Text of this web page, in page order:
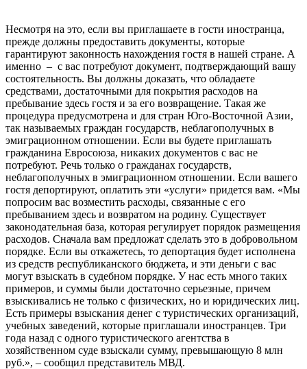
Несмотря на это, если вы приглашаете в гости иностранца,
прежде должны предоставить документы, которые
гарантируют законность нахождения гостя в нашей стране. А
именно – с вас потребуют документ, подтверждающий вашу
состоятельность. Вы должны доказать, что обладаете
средствами, достаточными для покрытия расходов на
пребывание здесь гостя и за его возвращение. Такая же
процедура предусмотрена и для стран Юго-Восточной Азии,
так называемых граждан государств, неблагополучных в
эмиграционном отношении. Если вы будете приглашать
гражданина Евросоюза, никаких документов с вас не
потребуют. Речь только о гражданах государств,
неблагополучных в эмиграционном отношении. Если вашего
гостя депортируют, оплатить эти «услуги» придется вам. «Мы
попросим вас возместить расходы, связанные с его
пребыванием здесь и возвратом на родину. Существует
законодательная база, которая регулирует порядок размещения
расходов. Сначала вам предложат сделать это в добровольном
порядке. Если вы откажетесь, то депортация будет исполнена
из средств республиканского бюджета, и эти деньги с вас
могут взыскать в судебном порядке. У нас есть много таких
примеров, и суммы были достаточно серьезные, причем
взыскивались не только с физических, но и юридических лиц.
Есть примеры взыскания денег с туристических организаций,
учебных заведений, которые приглашали иностранцев. Три
года назад с одного туристического агентства в
хозяйственном суде взыскали сумму, превышающую 8 млн
руб.», – сообщил представитель МВД.